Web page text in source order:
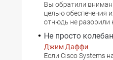
Вы обратили
целью обеспечения
отнюдь не разорили
Не просто
Джим Даффи
Если Cisco Systems